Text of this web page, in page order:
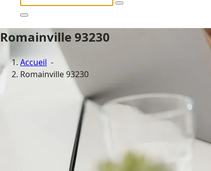
pour :
Romainville 93230
Accueil -
Romainville 93230